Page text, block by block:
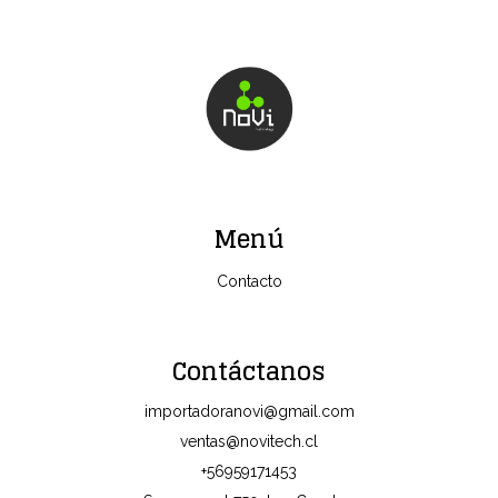
Menú
Contacto
Contáctanos
importadoranovi@gmail.com
ventas@novitech.cl
+56959171453